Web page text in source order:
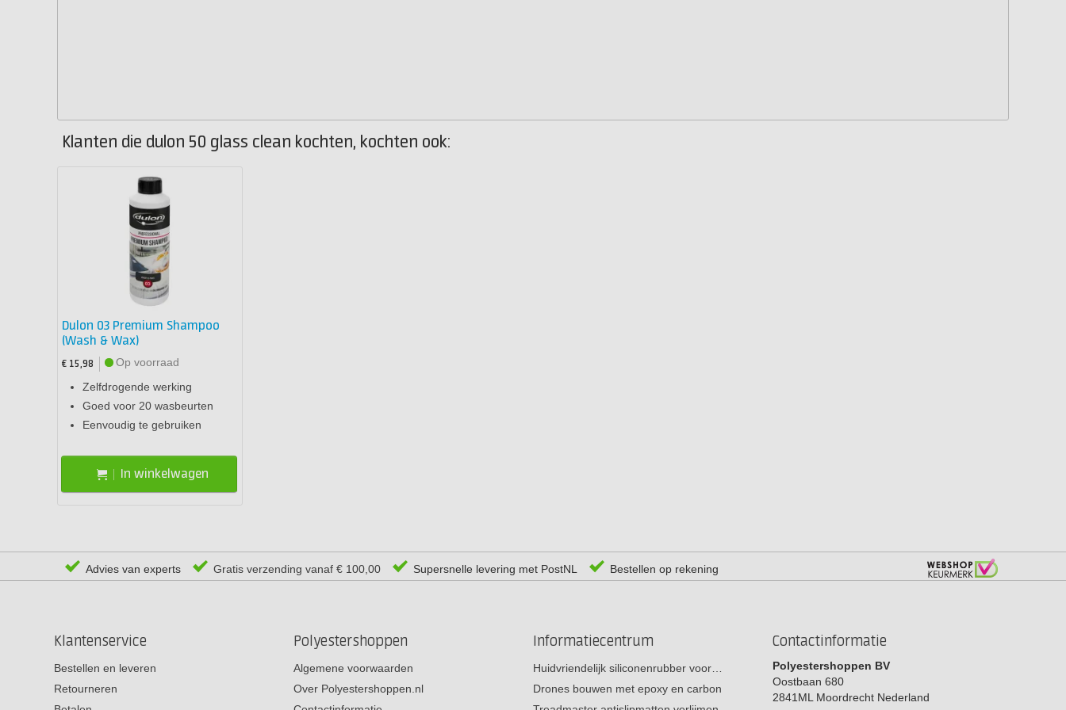
Klanten die dulon 50 glass clean kochten, kochten ook:
Dulon 03 Premium Shampoo
(Wash & Wax)
€ 15,98
Op voorraad
Zelfdrogende werking
Goed voor 20 wasbeurten
Eenvoudig te gebruiken
In winkelwagen
Advies van experts Gratis verzending vanaf € 100,00 Supersnelle levering met PostNL Bestellen op rekening
Klantenservice
Bestellen en leveren
Retourneren
Polyestershoppen
Algemene voorwaarden
Over Polyestershoppen.nl
Informatiecentrum
Huidvriendelijk siliconenrubber voor…
Drones bouwen met epoxy en carbon
Contactinformatie
Polyestershoppen BV
Oostbaan 680
2841ML Moordrecht Nederland